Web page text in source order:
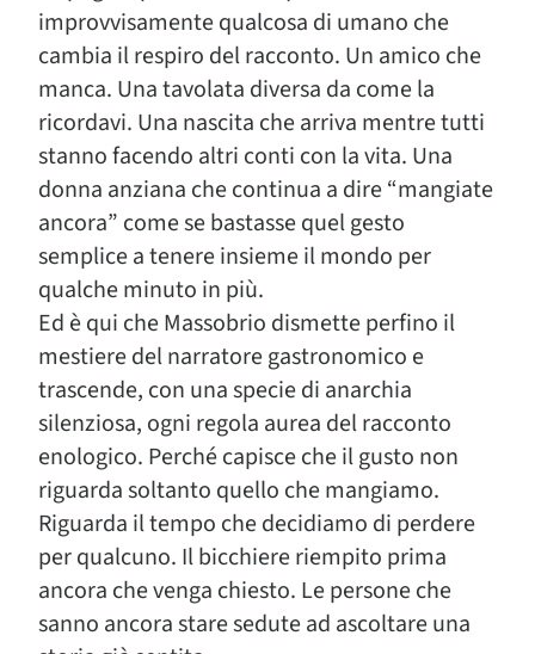
improvvisamente qualcosa di umano che
cambia il respiro del racconto. Un amico che
manca. Una tavolata diversa da come la
ricordavi. Una nascita che arriva mentre tutti
stanno facendo altri conti con la vita. Una
donna anziana che continua a dire “mangiate
ancora” come se bastasse quel gesto
semplice a tenere insieme il mondo per
qualche minuto in più.
Ed è qui che Massobrio dismette perfino il
mestiere del narratore gastronomico e
trascende, con una specie di anarchia
silenziosa, ogni regola aurea del racconto
enologico. Perché capisce che il gusto non
riguarda soltanto quello che mangiamo.
Riguarda il tempo che decidiamo di perdere
per qualcuno. Il bicchiere riempito prima
ancora che venga chiesto. Le persone che
sanno ancora stare sedute ad ascoltare una